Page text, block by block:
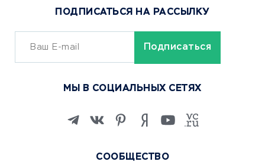
Сервисы доставки
ОБУЧЕНИЕ И РАБОТА
Изучение иностранных
Маркетинг и продажи
СООБЩЕСТВО
ПОДПИСАТЬСЯ НА РАССЫЛКУ
МЫ В СОЦИАЛЬНЫХ СЕТЯХ